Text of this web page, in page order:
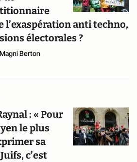
l’exaspération anti techno,
électorales ?
Berton
: « Pour
le plus
sa
c’est